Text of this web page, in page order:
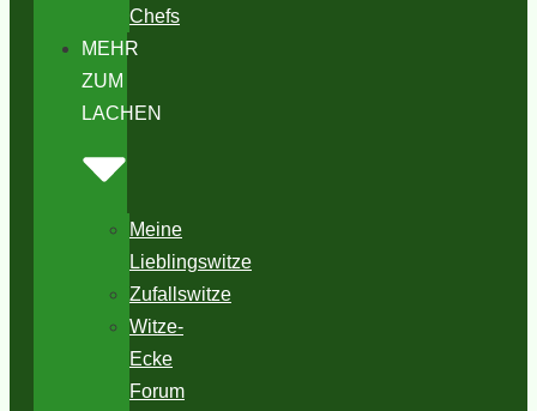
Chefs
MEHR
ZUM
LACHEN
Meine
Lieblingswitze
Zufallswitze
Witze-
Ecke
Forum